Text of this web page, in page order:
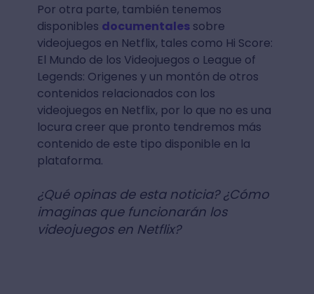
Por otra parte, también tenemos
disponibles documentalessobre
videojuegos en Netflix, tales como Hi Score:
El Mundo de los Videojuegos o League of
Legends: Origenes y un montón de otros
contenidos relacionados con los
videojuegos en Netflix, por lo que no es una
locura creer que pronto tendremos más
contenido de este tipo disponible en la
plataforma.
¿Qué opinas de esta noticia? ¿Cómo
imaginas que funcionarán los
videojuegos en Netflix?